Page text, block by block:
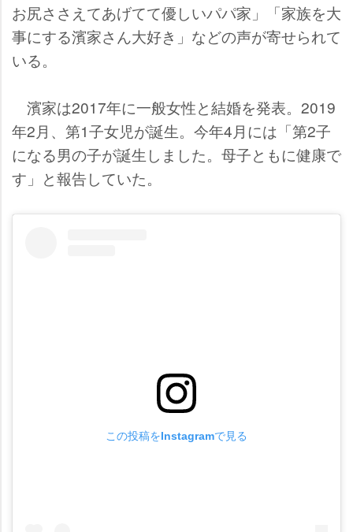
お尻ささえてあげてて優しいパパ家」「家族を大
事にする濱家さん大好き」などの声が寄せられて
いる。
濱家は2017年に一般女性と結婚を発表。2019
年2月、第1子女児が誕生。今年4月には「第2子
になる男の子が誕生しました。母子ともに健康で
す」と報告していた。
この投稿をInstagramで見る